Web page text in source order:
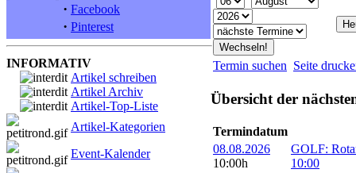
· Facebook
· Pinterest
INFORMATIV
Artikel schreiben
Artikel Archiv
Artikel-Top-Liste
Artikel-Kategorien
Event-Kalender
Termin suchen Seite
Übersicht der
Termindatum
08.08.2026
10:00h
GOLF:
10:00